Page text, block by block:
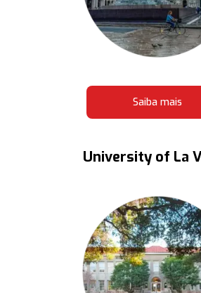
Saiba mais
University of La